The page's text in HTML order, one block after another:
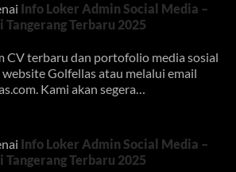
Info Loker Admin Social Media –
Tangerang Terbaru 2025
CV terbaru dan portofolio media sosial
website Golfellas atau melalui email
. Kami akan segera…
Info Loker Admin Social Media –
Tangerang Terbaru 2025